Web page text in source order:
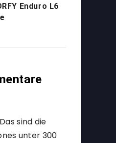
Enduro L6
sind die
unter 300